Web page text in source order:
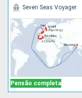
Pensão completa
Seven Seas Voyager